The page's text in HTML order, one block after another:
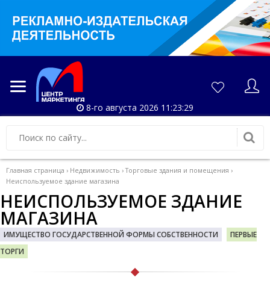
8-го августа 2026 11:23:30
Главная страница › Недвижимость › Торговые здания и помещения ›
Неиспользуемое здание магазина
НЕИСПОЛЬЗУЕМОЕ ЗДАНИЕ
МАГАЗИНА
ИМУЩЕСТВО ГОСУДАРСТВЕННОЙ ФОРМЫ СОБСТВЕННОСТИ
ПЕРВЫЕ
ТОРГИ